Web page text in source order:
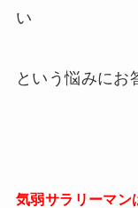
い
という悩みにお
気弱サラリーマン